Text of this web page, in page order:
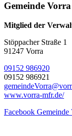
Gemeinde Vorra
Mitglied der
Stöppacher Straße 1
91247 Vorra
09152 986920
09152 986921
www.vorra-mfr.de/
Facebook Gemeinde